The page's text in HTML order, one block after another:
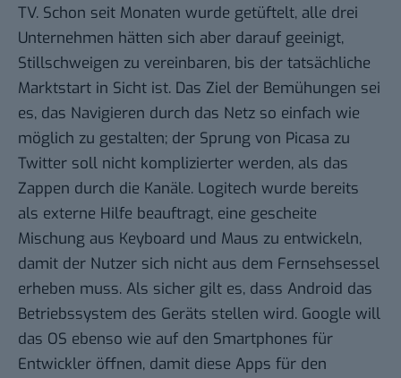
TV. Schon seit Monaten wurde getüftelt, alle drei
Unternehmen hätten sich aber darauf geeinigt,
Stillschweigen zu vereinbaren, bis der tatsächliche
Marktstart in Sicht ist. Das Ziel der Bemühungen sei
es, das Navigieren durch das Netz so einfach wie
möglich zu gestalten; der Sprung von Picasa zu
Twitter soll nicht komplizierter werden, als das
Zappen durch die Kanäle. Logitech wurde bereits
als externe Hilfe beauftragt, eine gescheite
Mischung aus Keyboard und Maus zu entwickeln,
damit der Nutzer sich nicht aus dem Fernsehsessel
erheben muss. Als sicher gilt es, dass Android das
Betriebssystem des Geräts stellen wird. Google will
das OS ebenso wie auf den Smartphones für
Entwickler öffnen, damit diese Apps für den